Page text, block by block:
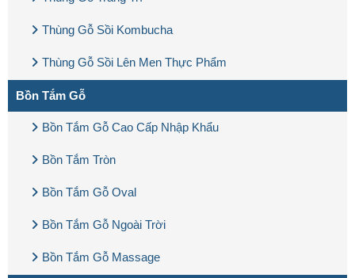
Thùng Gỗ Sồi Kombucha
Thùng Gỗ Sồi Lên Men Thực Phẩm
Bồn Tắm Gỗ
Bồn Tắm Gỗ Cao Cấp Nhập Khẩu
Bồn Tắm Tròn
Bồn Tắm Gỗ Oval
Bồn Tắm Gỗ Ngoài Trời
Bồn Tắm Gỗ Massage